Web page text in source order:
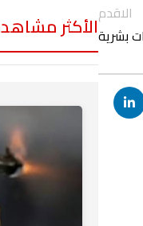
الاقدم
بشريةالأكثر